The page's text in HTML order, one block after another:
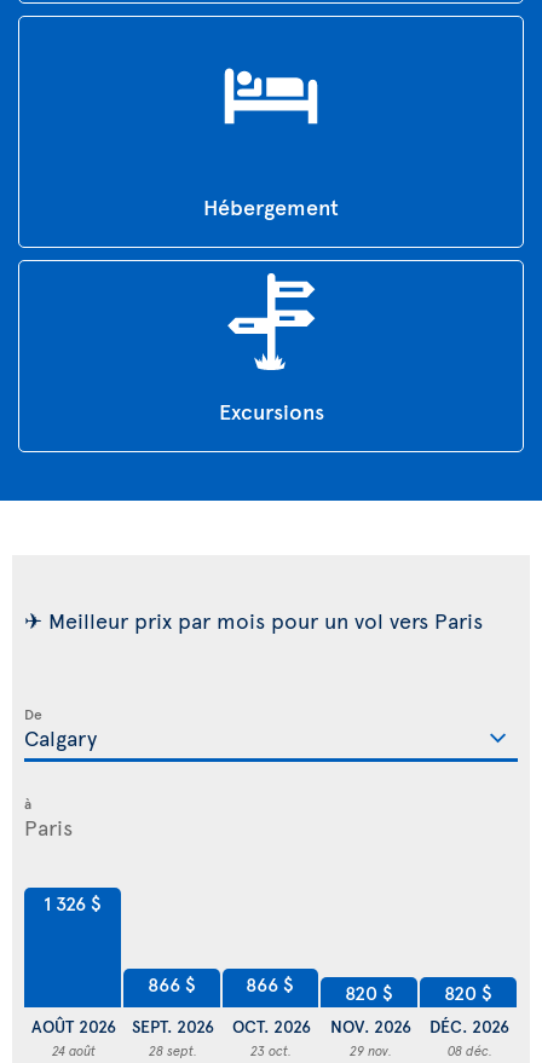
Hébergement
Excursions
✈ Meilleur prix par mois pour un vol vers Paris
De
à
1 326 $
AOÛT 2026
24 août
866 $
SEPT. 2026
28 sept.
866 $
OCT. 2026
23 oct.
820 $
NOV. 2026
29 nov.
820 $
DÉC. 2026
08 déc.